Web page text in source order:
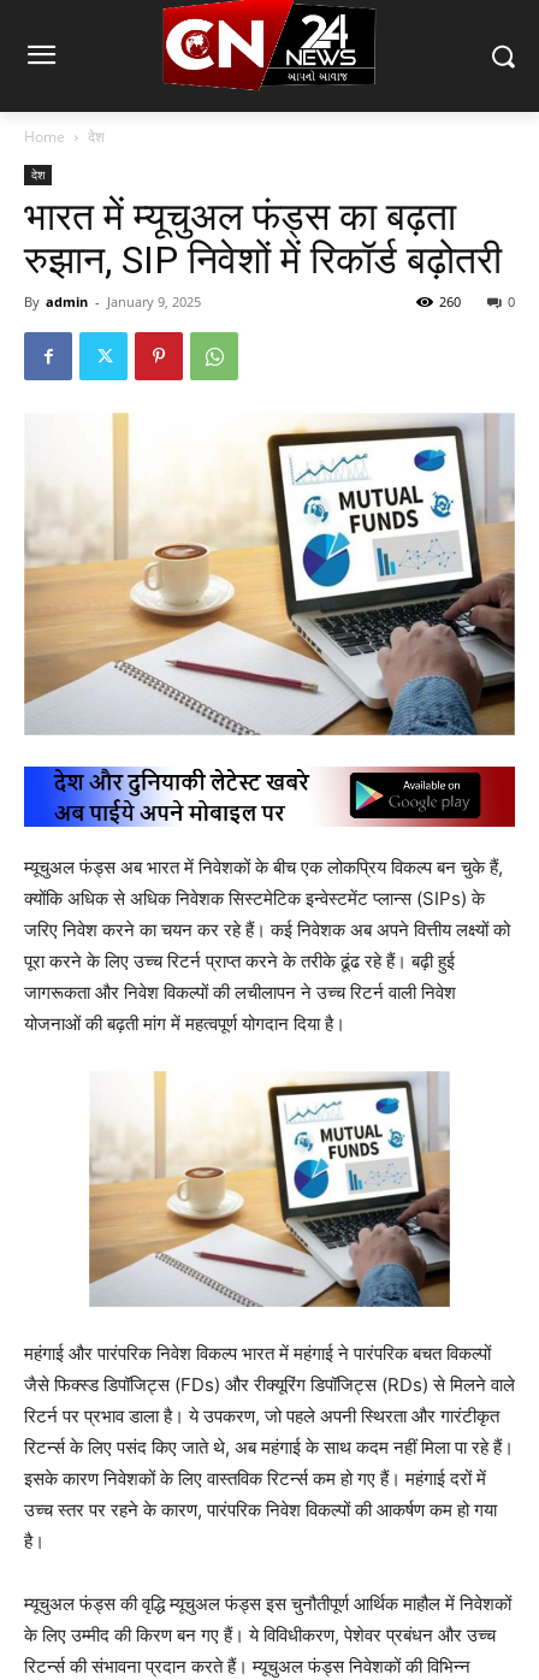
Home देश
देश
भारत में म्यूचुअल फंड्स का बढ़ता
रुझान, SIP निवेशों में रिकॉर्ड बढ़ोतरी
By admin - January 9, 2025 0
260
म्यूचुअल फंड्स अब भारत में निवेशकों के बीच एक लोकप्रिय विकल्प बन चुके हैं,
क्योंकि अधिक से अधिक निवेशक सिस्टमेटिक इन्वेस्टमेंट प्लान्स (SIPs) के
जरिए निवेश करने का चयन कर रहे हैं। कई निवेशक अब अपने वित्तीय लक्ष्यों को
पूरा करने के लिए उच्च रिटर्न प्राप्त करने के तरीके ढूंढ रहे हैं। बढ़ी हुई
जागरूकता और निवेश विकल्पों की लचीलापन ने उच्च रिटर्न वाली निवेश
योजनाओं की बढ़ती मांग में महत्वपूर्ण योगदान दिया है।
महंगाई और पारंपरिक निवेश विकल्प भारत में महंगाई ने पारंपरिक बचत विकल्पों
जैसे फिक्स्ड डिपॉजिट्स (FDs) और रीक्यूरिंग डिपॉजिट्स (RDs) से मिलने वाले
रिटर्न पर प्रभाव डाला है। ये उपकरण, जो पहले अपनी स्थिरता और गारंटीकृत
रिटर्न्स के लिए पसंद किए जाते थे, अब महंगाई के साथ कदम नहीं मिला पा रहे हैं।
इसके कारण निवेशकों के लिए वास्तविक रिटर्न्स कम हो गए हैं। महंगाई दरों में
उच्च स्तर पर रहने के कारण, पारंपरिक निवेश विकल्पों की आकर्षण कम हो गया
है।
म्यूचुअल फंड्स की वृद्धि म्यूचुअल फंड्स इस चुनौतीपूर्ण आर्थिक माहौल में निवेशकों
के लिए उम्मीद की किरण बन गए हैं। ये विविधीकरण, पेशेवर प्रबंधन और उच्च
रिटर्न्स की संभावना प्रदान करते हैं। म्यूचुअल फंड्स निवेशकों की विभिन्न